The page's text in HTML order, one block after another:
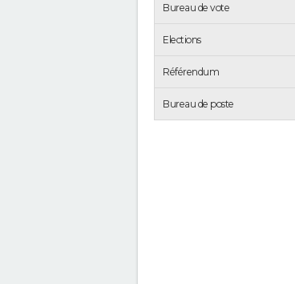
Bureau de vote
Elections
Référendum
Bureau de poste